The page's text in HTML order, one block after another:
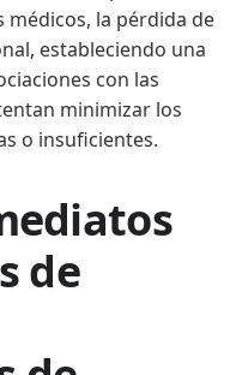
médicos, la pérdida de
estableciendo una
con las
minimizar los
o insuficientes.
de